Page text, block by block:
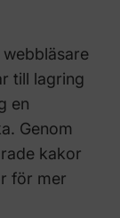
till lagring
en
Genom
kakor
för mer